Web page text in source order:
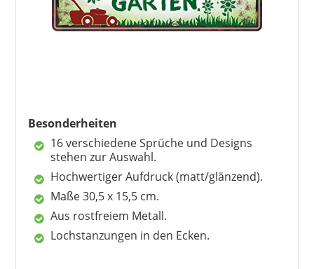
Besonderheiten
16 verschiedene Sprüche und Designs
stehen zur Auswahl.
Hochwertiger Aufdruck (matt/glänzend).
Maße 30,5 x 15,5 cm.
Aus rostfreiem Metall.
Lochstanzungen in den Ecken.